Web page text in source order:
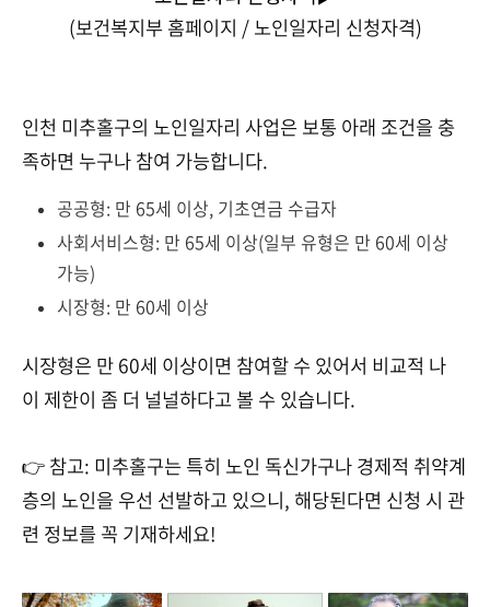
(보건복지부 홈페이지 / 노인일자리 신청자격)
인천 미추홀구의 노인일자리 사업은 보통 아래 조건을 충
족하면 누구나 참여 가능합니다.
공공형: 만 65세 이상, 기초연금 수급자
사회서비스형: 만 65세 이상(일부 유형은 만 60세 이상
가능)
시장형: 만 60세 이상
시장형은 만 60세 이상이면 참여할 수 있어서 비교적 나
이 제한이 좀 더 널널하다고 볼 수 있습니다.
👉 참고: 미추홀구는 특히 노인 독신가구나 경제적 취약계
층의 노인을 우선 선발하고 있으니, 해당된다면 신청 시 관
련 정보를 꼭 기재하세요!